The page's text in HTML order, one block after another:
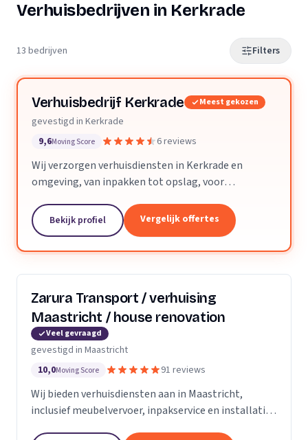
Verhuisbedrijven in Kerkrade
13 bedrijven Filters
Verhuisbedrijf Kerkrade Meest gekozen
gevestigd in Kerkrade
9,6Moving Score 6 reviews
Wij verzorgen verhuisdiensten in Kerkrade en
omgeving, van inpakken tot opslag, voor
Bekijk profiel Vergelijk offertes
Zarura Transport / verhuising
Maastricht / house renovation
Veel gevraagd
gevestigd in Maastricht
10,0Moving Score 91 reviews
Wij bieden verhuisdiensten aan in Maastricht,
inclusief meubelvervoer, inpakservice en installatie